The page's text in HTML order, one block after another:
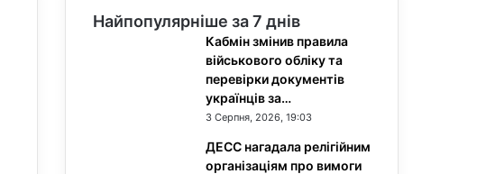
Найпопулярніше за 7 днів
Кабмін змінив правила
військового обліку та
перевірки документів
українців за…
3 Серпня, 2026, 19:03
ДЕСС нагадала релігійним
організаціям про вимоги